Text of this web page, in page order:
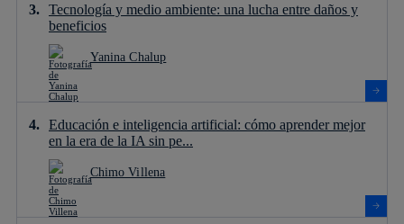
Tecnología y medio ambiente: una lucha entre daños y
beneficios
Yanina Chalup
Educación e inteligencia artificial: cómo aprender mejor
en la era de la IA sin pe...
Chimo Villena